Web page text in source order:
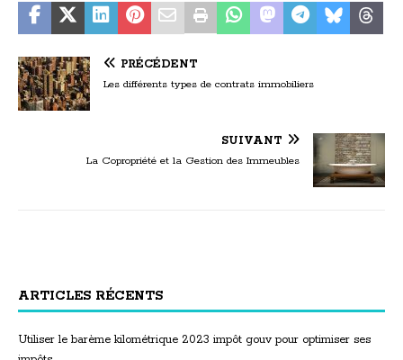
PRÉCÉDENT
Les différents types de contrats immobiliers
SUIVANT
La Copropriété et la Gestion des Immeubles
ARTICLES RÉCENTS
Utiliser le barème kilométrique 2023 impôt gouv pour optimiser ses